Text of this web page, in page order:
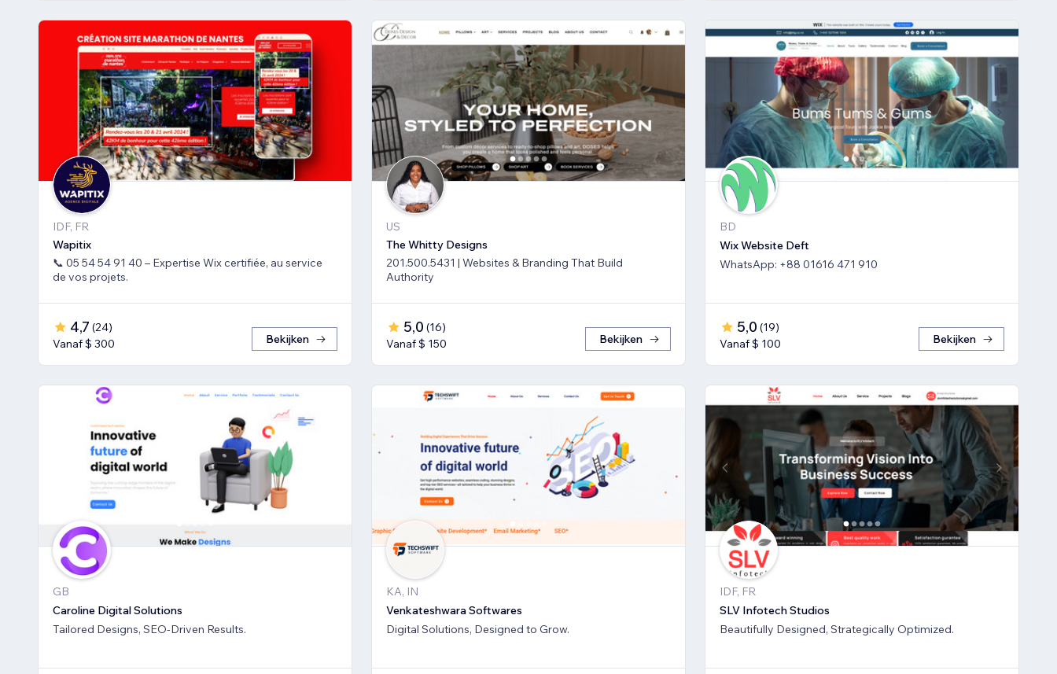
IDF, FR
Wapitix
📞 05 54 54 91 40 – Expertise Wix certifiée, au service
de vos projets.
4,7 (24)
Vanaf $ 300
Bekijken
US
The Whitty Designs
201.500.5431 | Websites & Branding That Build
Authority
5,0 (16)
Vanaf $ 150
Bekijken
BD
Wix Website Deft
WhatsApp: +88 01616 471 910
5,0 (19)
Vanaf $ 100
Bekijken
GB
Caroline Digital Solutions
Tailored Designs, SEO-Driven Results.
KA, IN
Venkateshwara Softwares
Digital Solutions, Designed to Grow.
IDF, FR
SLV Infotech Studios
Beautifully Designed, Strategically Optimized.